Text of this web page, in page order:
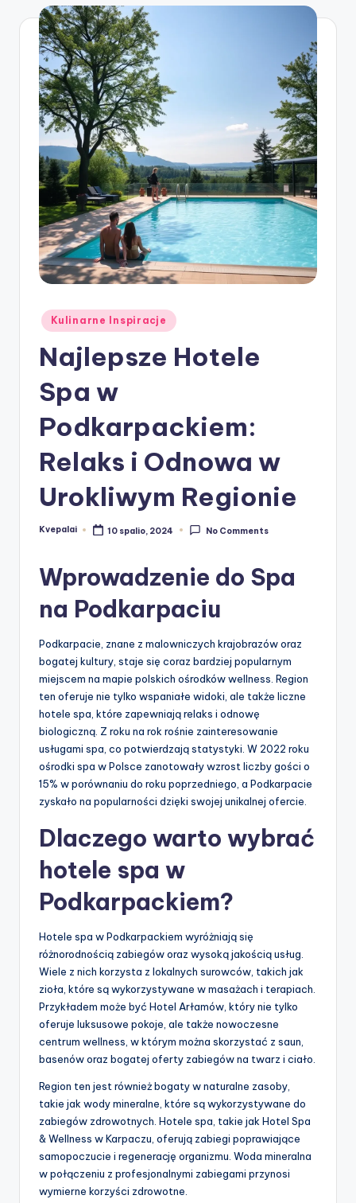
Posted
in
Kulinarne Inspiracje
Najlepsze Hotele
Spa w
Podkarpackiem:
Relaks i Odnowa w
Urokliwym Regionie
Posted
Kvepalai 10 spalio, 2024 No Comments
Wprowadzenie do Spa
na Podkarpaciu
Podkarpacie, znane z malowniczych krajobrazów oraz
bogatej kultury, staje się coraz bardziej popularnym
miejscem na mapie polskich ośrodków wellness. Region
ten oferuje nie tylko wspaniałe widoki, ale także liczne
hotele spa, które zapewniają relaks i odnowę
biologiczną. Z roku na rok rośnie zainteresowanie
usługami spa, co potwierdzają statystyki. W 2022 roku
ośrodki spa w Polsce zanotowały wzrost liczby gości o
15% w porównaniu do roku poprzedniego, a Podkarpacie
zyskało na popularności dzięki swojej unikalnej ofercie.
Dlaczego warto wybrać
hotele spa w
Podkarpackiem?
Hotele spa w Podkarpackiem wyróżniają się
różnorodnością zabiegów oraz wysoką jakością usług.
Wiele z nich korzysta z lokalnych surowców, takich jak
zioła, które są wykorzystywane w masażach i terapiach.
Przykładem może być Hotel Arłamów, który nie tylko
oferuje luksusowe pokoje, ale także nowoczesne
centrum wellness, w którym można skorzystać z saun,
basenów oraz bogatej oferty zabiegów na twarz i ciało.
Region ten jest również bogaty w naturalne zasoby,
takie jak wody mineralne, które są wykorzystywane do
zabiegów zdrowotnych. Hotele spa, takie jak Hotel Spa
& Wellness w Karpaczu, oferują zabiegi poprawiające
samopoczucie i regenerację organizmu. Woda mineralna
w połączeniu z profesjonalnymi zabiegami przynosi
wymierne korzyści zdrowotne.